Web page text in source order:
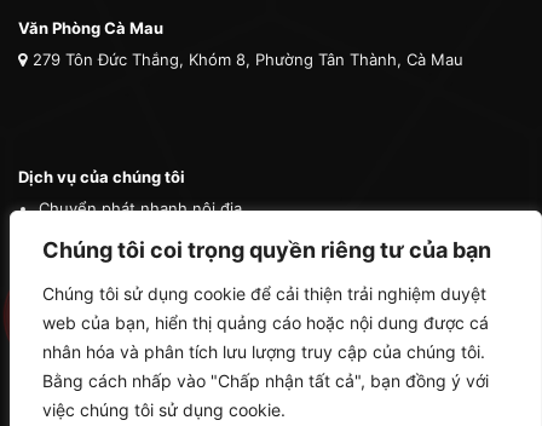
Chúng tôi coi trọng quyền riêng tư của bạn
Chúng tôi sử dụng cookie để cải thiện trải nghiệm duyệt
web của bạn, hiển thị quảng cáo hoặc nội dung được cá
nhân hóa và phân tích lưu lượng truy cập của chúng tôi.
Bằng cách nhấp vào "Chấp nhận tất cả", bạn đồng ý với
việc chúng tôi sử dụng cookie.
Văn Phòng Cà Mau
279 Tôn Đức Thắng, Khóm 8, Phường Tân Thành, Cà Mau
Dịch vụ của chúng tôi
Chuyển phát nhanh nội địa
Chuyển phát nhanh quốc tế
Vận chuyển thú cưng
Mua hộ hàng nước ngoài